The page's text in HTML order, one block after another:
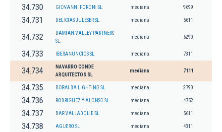
34.730 GIOVANNI FORONI SL. mediana 9699
34.731 DELICIAS JULESER SL. mediana 5611
34.732
DAMIAN VALLEY PARTNERS
SL.
mediana 6290
34.733 IBERANUNCIOS SL. mediana 7311
34.734
NAVARRO CONDE
ARQUITECTOS SL
mediana 7111
34.735 BORALBA LIGHTING SL mediana 2790
34.736 RODRIGUEZ Y ALONSO SL mediana 4752
34.737 BAR VALLADOLID SL mediana 5611
34.738 AGUERO SL mediana 4311